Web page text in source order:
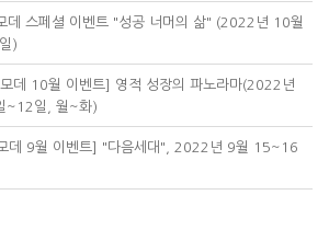
데 스페셜 이벤트 "성공 너머의 삶" (2022년 10월
)
데 10월 이벤트] 영적 성장의 파노라마(2022년
~12일, 월~화)
데 9월 이벤트] "다음세대", 2022년 9월 15~16